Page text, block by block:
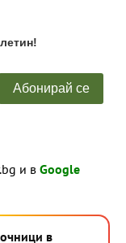
и в Google
в